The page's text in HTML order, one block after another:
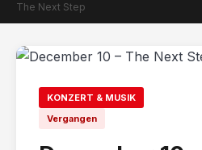
The Next Step
KONZERT & MUSIK
Vergangen